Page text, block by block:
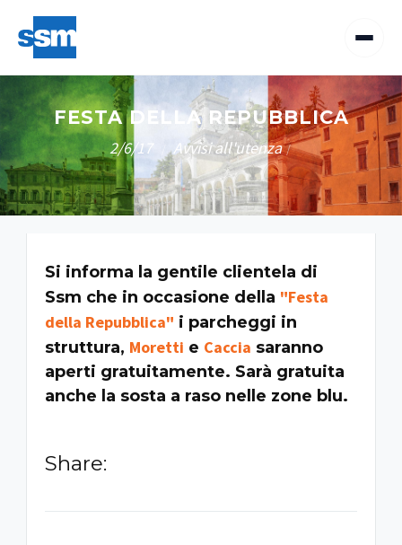
FESTA DELLA REPUBBLICA
2/6/17 Avvisi all'utenza /
Si informa la gentile clientela di
Ssm che in occasione della "Festa
della Repubblica" i parcheggi in
struttura, Moretti e Caccia saranno
aperti gratuitamente. Sarà gratuita
anche la sosta a raso nelle zone blu.
Share: